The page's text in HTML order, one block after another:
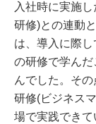
入社時に実施
研修)との連動
は、導入に際
の研修で学ん
んでした。そ
研修(ビジネス
場で実践でき